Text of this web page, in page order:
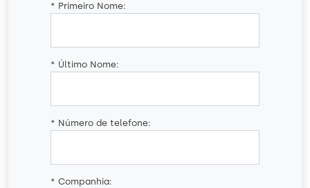
* Primeiro Nome:
* Último Nome:
* Número de telefone:
* Companhia: